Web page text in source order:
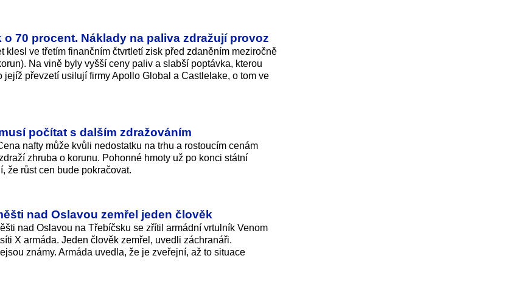
70 procent. Náklady na paliva zdražují provoz
klesl ve třetím finančním čtvrtletí zisk před zdaněním meziročně
Na vině byly vyšší ceny paliv a slabší poptávka, kterou
převzetí usilují firmy Apollo Global a Castlelake, o tom ve
počítat s dalším zdražováním
nafty může kvůli nedostatku na trhu a rostoucím cenám
zhruba o korunu. Pohonné hmoty už po konci státní
že růst cen bude pokračovat.
nad Oslavou zemřel jeden člověk
nad Oslavou na Třebíčsku se zřítil armádní vrtulník Venom
X armáda. Jeden člověk zemřel, uvedli záchranáři.
známy. Armáda uvedla, že je zveřejní, až to situace